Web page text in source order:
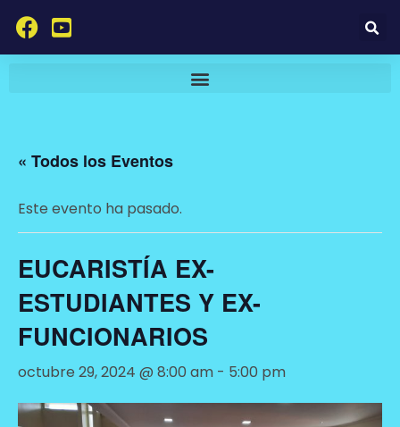
« Todos los Eventos
Este evento ha pasado.
EUCARISTÍA EX-
ESTUDIANTES Y EX-
FUNCIONARIOS
octubre 29, 2024 @ 8:00 am - 5:00 pm